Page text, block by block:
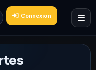
Connexion